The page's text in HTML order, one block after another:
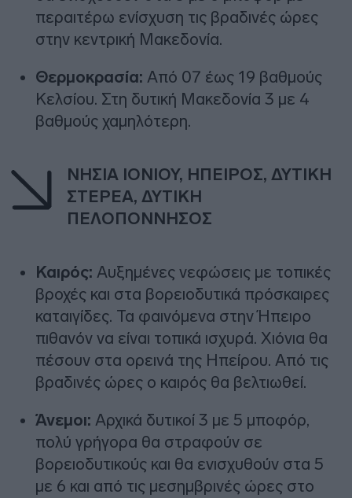
περαιτέρω ενίσχυση τις βραδινές ώρες
στην κεντρική Μακεδονία.
Θερμοκρασία: Από 07 έως 19 βαθμούς
Κελσίου. Στη δυτική Μακεδονία 3 με 4
βαθμούς χαμηλότερη.
ΝΗΣΙΑ ΙΟΝΙΟΥ, ΗΠΕΙΡΟΣ, ΔΥΤΙΚΗ
ΣΤΕΡΕΑ, ΔΥΤΙΚΗ
ΠΕΛΟΠΟΝΝΗΣΟΣ
Καιρός: Αυξημένες νεφώσεις με τοπικές
βροχές και στα βορειοδυτικά πρόσκαιρες
καταιγίδες. Τα φαινόμενα στην Ήπειρο
πιθανόν να είναι τοπικά ισχυρά. Χιόνια θα
πέσουν στα ορεινά της Ηπείρου. Από τις
βραδινές ώρες ο καιρός θα βελτιωθεί.
Άνεμοι: Αρχικά δυτικοί 3 με 5 μποφόρ,
πολύ γρήγορα θα στραφούν σε
βορειοδυτικούς και θα ενισχυθούν στα 5
με 6 και από τις μεσημβρινές ώρες στο